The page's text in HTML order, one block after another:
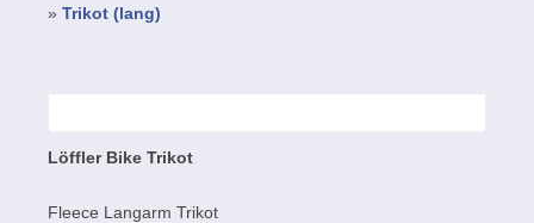
» Trikot (lang)
Löffler Bike Trikot
Fleece Langarm Trikot